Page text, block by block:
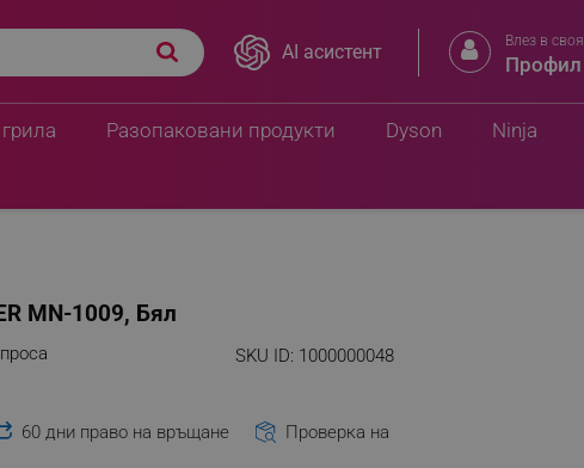
AI асистент  Влез в своя
Профил
Разопаковани продукти Dyson Ninja
MN-1009, Бял
SKU ID: 1000000048
60 дни право на връщане
Проверка на